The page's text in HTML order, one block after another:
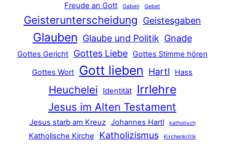
Freude an Gott Gaben Gebet
Geisterunterscheidung Geistesgaben
Glauben Glaube und Politik Gnade
Gottes Gericht Gottes Liebe Gottes Stimme hören
Gottes Wort
Gott lieben Hartl Hass
Heuchelei Identität Irrlehre
Jesus im Alten Testament
Jesus starb am Kreuz Johannes Hartl katholisch
Katholische Kirche Katholizismus Kirchenkritik